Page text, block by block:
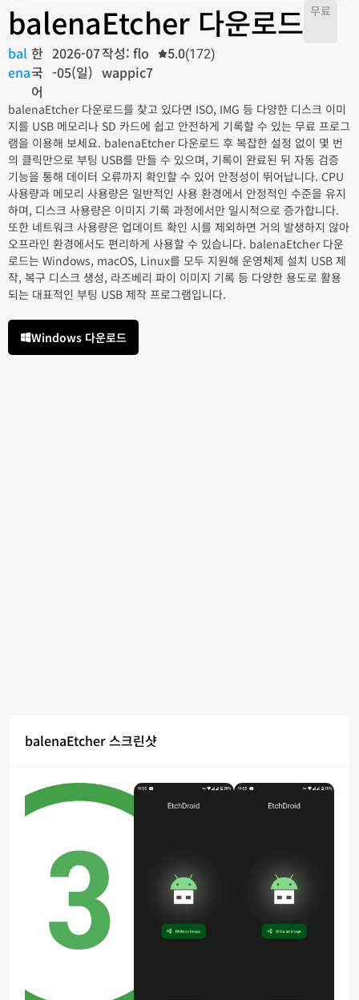
balenaEtcher 다운로드 무료
bal
ena
한
국
어
2026-07
-05(일)
작성: flo
wappic7
5.0(172)
balenaEtcher 다운로드를 찾고 있다면 ISO, IMG 등 다양한 디스크 이미
지를 USB 메모리나 SD 카드에 쉽고 안전하게 기록할 수 있는 무료 프로그
램을 이용해 보세요. balenaEtcher 다운로드 후 복잡한 설정 없이 몇 번
의 클릭만으로 부팅 USB를 만들 수 있으며, 기록이 완료된 뒤 자동 검증
기능을 통해 데이터 오류까지 확인할 수 있어 안정성이 뛰어납니다. CPU
사용량과 메모리 사용량은 일반적인 사용 환경에서 안정적인 수준을 유지
하며, 디스크 사용량은 이미지 기록 과정에서만 일시적으로 증가합니다.
또한 네트워크 사용량은 업데이트 확인 시를 제외하면 거의 발생하지 않아
오프라인 환경에서도 편리하게 사용할 수 있습니다. balenaEtcher 다운
로드는 Windows, macOS, Linux를 모두 지원해 운영체제 설치 USB 제
작, 복구 디스크 생성, 라즈베리 파이 이미지 기록 등 다양한 용도로 활용
되는 대표적인 부팅 USB 제작 프로그램입니다.
Windows 다운로드
balenaEtcher 스크린샷